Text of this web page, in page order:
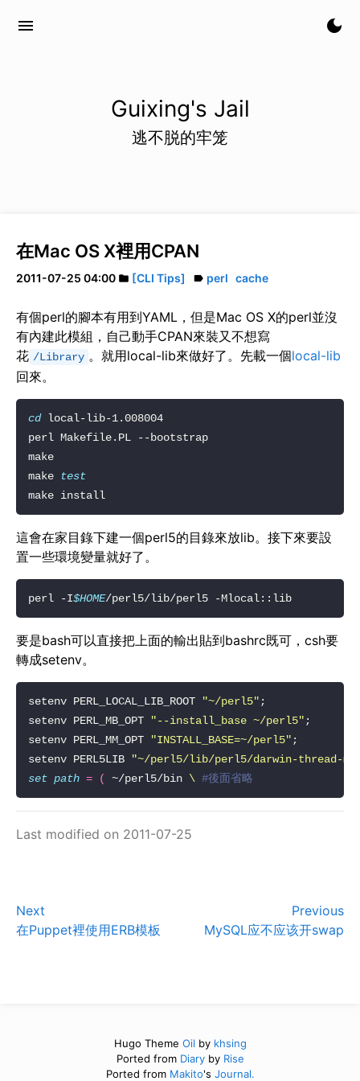
menu dark_mode
Guixing's Jail
逃不脱的牢笼
在Mac OS X裡用CPAN
2011-07-25 04:00 folder [CLI Tips] label perl cache
有個perl的腳本有用到YAML，但是Mac OS X的perl並沒
有內建此模組，自己動手CPAN來裝又不想寫
花 /Library 。就用local-lib來做好了。先載一個local-lib
回來。
cd
make
test
這會在家目錄下建一個perl5的目錄來放lib。接下來要設
置一些環境變量就好了。
perl -I$HOME
要是bash可以直接把上面的輸出貼到bashrc既可，csh要
轉成setenv。
setenv PERL_LOCAL_LIB_ROOT "~/perl5"
setenv PERL_MB_OPT
"--install_base ~/perl5"
setenv PERL_MM_OPT
"INSTALL_BASE=~/perl5"
setenv PERL5LIB
"~/perl5/lib/perl5/darwin-thread-
set path = ( ~/perl5/bin \ #後面省略
Last modified on 2011-07-25
Next
在Puppet裡使用ERB模板
Previous
MySQL应不应该开swap
Hugo Theme Oil by khsing
Ported from Diaryby Rise
Ported from Makito's Journal.